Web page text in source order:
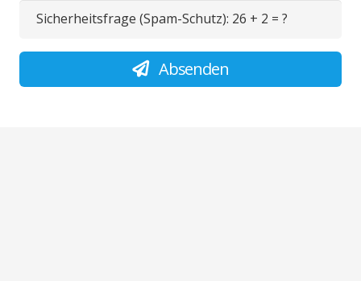
Sicherheitsfrage (Spam-Schutz): 26 + 2 = ?
Absenden